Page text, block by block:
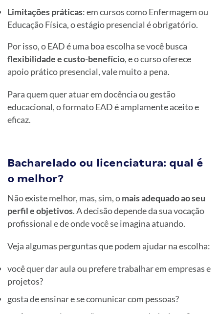
Limitações práticas: em cursos como Enfermagem ou
Educação Física, o estágio presencial é obrigatório.
Por isso, o EAD é uma boa escolha se você busca
flexibilidade e custo-benefício, e o curso oferece
apoio prático presencial, vale muito a pena.
Para quem quer atuar em docência ou gestão
educacional, o formato EAD é amplamente aceito e
eficaz.
Bacharelado ou licenciatura: qual é
o melhor?
Não existe melhor, mas, sim, omais adequado ao seu
perfil e objetivos. A decisão depende da sua vocação
profissional e de onde você se imagina atuando.
Veja algumas perguntas que podem ajudar na escolha:
você quer dar aula ou prefere trabalhar em empresas e
projetos?
gosta de ensinar e se comunicar com pessoas?